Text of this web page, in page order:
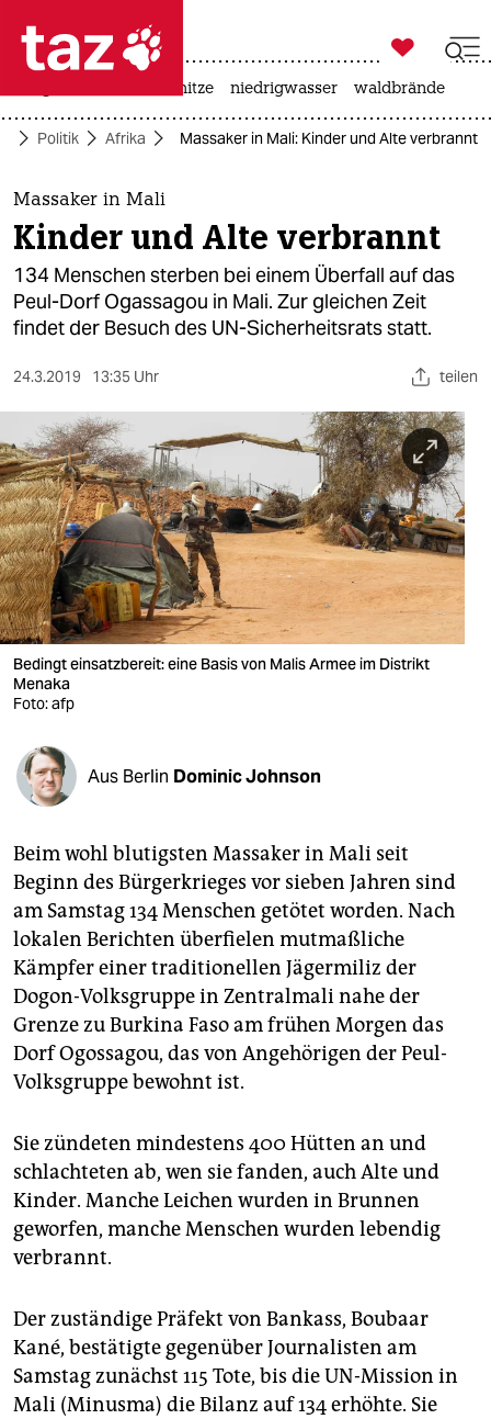
 taz zahl ich
taz zahl ich
themen
politik
öko
sport
berlin
nord
wahrheit
verlag
verlag
shop
fragen & hilfe
unterstützen
abo
genossenschaft
epaper login

taz zahl ich
hitze niedrigwasser waldbrände
Politik Afrika Massaker in Mali: Kinder und Alte verbrannt
Massaker in Mali
Kinder und Alte verbrannt
134 Menschen sterben bei einem Überfall auf das
Peul-Dorf Ogassagou in Mali. Zur gleichen Zeit
findet der Besuch des UN-Sicherheitsrats statt.
24.3.2019 13:35 Uhr teilen
Bedingt einsatzbereit: eine Basis von Malis Armee im Distrikt
Menaka
Foto: afp
Aus Berlin Dominic Johnson
Beim wohl blutigsten Massaker in Mali seit
Beginn des Bürgerkrieges vor sieben Jahren sind
am Samstag 134 Menschen getötet worden. Nach
lokalen Berichten überfielen mutmaßliche
Kämpfer einer traditionellen Jägermiliz der
Dogon-Volksgruppe in Zentralmali nahe der
Grenze zu Burkina Faso am frühen Morgen das
Dorf Ogossagou, das von Angehörigen der Peul-
Volksgruppe bewohnt ist.
Sie zündeten mindestens 400 Hütten an und
schlachteten ab, wen sie fanden, auch Alte und
Kinder. Manche Leichen wurden in Brunnen
geworfen, manche Menschen wurden lebendig
verbrannt.
Der zuständige Präfekt von Bankass, Boubaar
Kané, bestätigte gegenüber Journalisten am
Samstag zunächst 115 Tote, bis die UN-Mission in
Mali (Minusma) die Bilanz auf 134 erhöhte. Sie